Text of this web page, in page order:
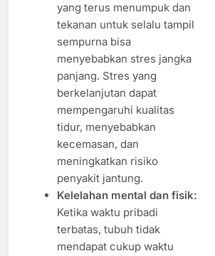
yang terus menumpuk dan
tekanan untuk selalu tampil
sempurna bisa
menyebabkan stres jangka
panjang. Stres yang
berkelanjutan dapat
mempengaruhi kualitas
tidur, menyebabkan
kecemasan, dan
meningkatkan risiko
penyakit jantung.
Kelelahan mental dan fisik:
Ketika waktu pribadi
terbatas, tubuh tidak
mendapat cukup waktu